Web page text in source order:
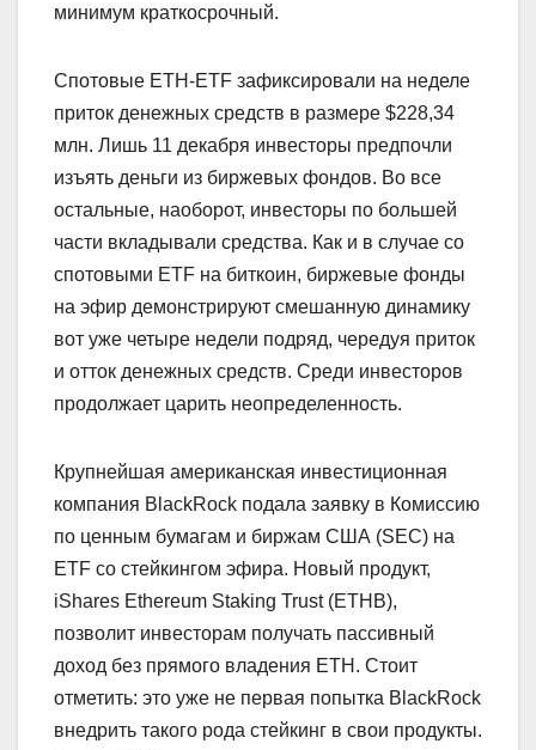
минимум краткосрочный.
Спотовые ETH-ETF зафиксировали на неделе
приток денежных средств в размере $228,34
млн. Лишь 11 декабря инвесторы предпочли
изъять деньги из биржевых фондов. Во все
остальные, наоборот, инвесторы по большей
части вкладывали средства. Как и в случае со
спотовыми ETF на биткоин, биржевые фонды
на эфир демонстрируют смешанную динамику
вот уже четыре недели подряд, чередуя приток
и отток денежных средств. Среди инвесторов
продолжает царить неопределенность.
Крупнейшая американская инвестиционная
компания BlackRock подала заявку в Комиссию
по ценным бумагам и биржам США (SEC) на
ETF со стейкингом эфира. Новый продукт,
iShares Ethereum Staking Trust (ETHB),
позволит инвесторам получать пассивный
доход без прямого владения ETH. Стоит
отметить: это уже не первая попытка BlackRock
внедрить такого рода стейкинг в свои продукты.